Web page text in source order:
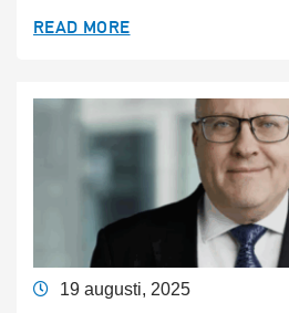
READ MORE
19 augusti, 2025